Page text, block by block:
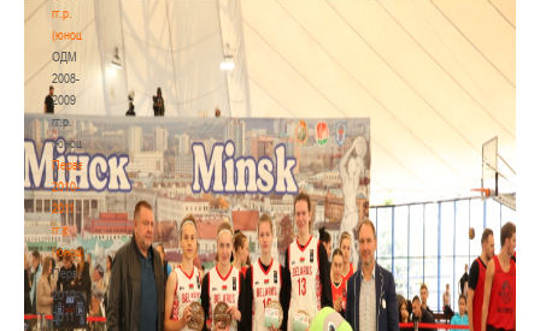
гг.р.
(юноши)
ОДМ
2008-
2009
гг.р.
(юноши)
Первенство
2010-
2011
гг.р.
(юноши)
Первенство
2010-
2011